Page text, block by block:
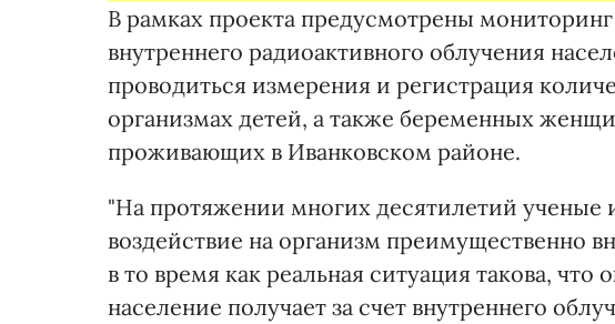
В рамках проекта предусмотрены
внутреннего радиоактивного облучения
проводиться измерения и регистрация
организмах детей, а также беременных
проживающих в Иванковском районе.
"На протяжении многих десятилетий ученые
воздействие на организм преимущественно
в то время как реальная ситуация такова,
население получает за счет внутреннего